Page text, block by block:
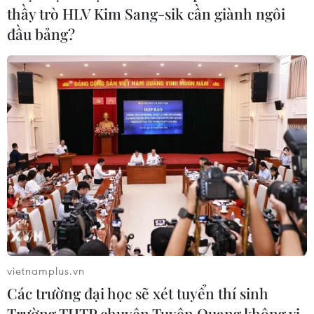
Dòng vốn FDI vào Quảng Ninh
chuyển dịch tích cực về chất lượng
05/08/2026 07:40
Xem thêm
CƠ QUAN CHỦ QUẢN: THÔNG TẤN XÃ VIỆT NAM
Tổng Biên tập: TRẦN TIẾN DUẨN
thầy trò HLV Kim Sang-sik cần giành ngôi
đầu bảng?
vietnamplus.vn
Các trường đại học sẽ xét tuyển thí sinh